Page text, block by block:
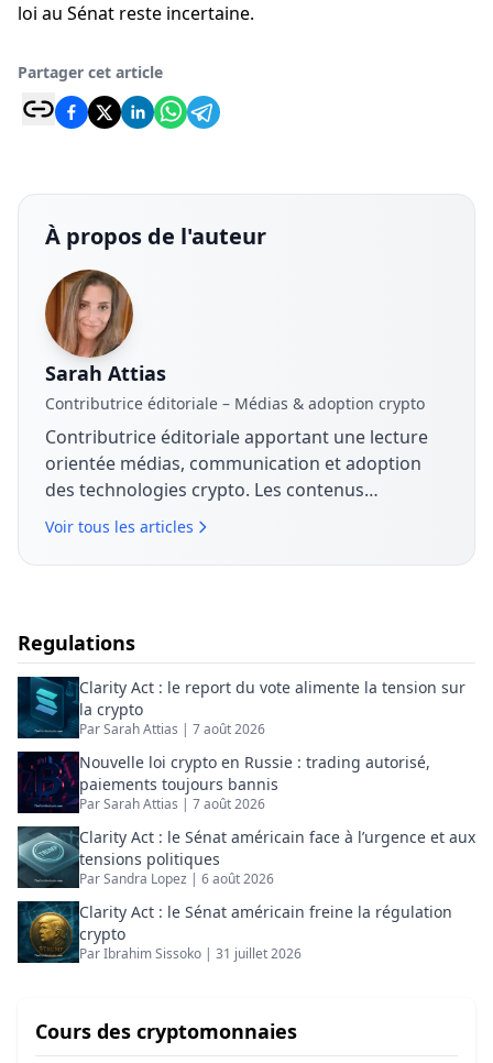
loi au Sénat reste incertaine.
Partager cet article
À propos de l'auteur
Sarah Attias
Contributrice éditoriale – Médias & adoption crypto
Contributrice éditoriale apportant une lecture
orientée médias, communication et adoption
des technologies crypto. Les contenus
analysent les stratégies de marque, les
entreprises structurent leur discours autour du
Voir tous les articles
Regulations
Clarity Act : le report du vote alimente la tension sur
la crypto
ParSarah Attias | 7 août 2026
Nouvelle loi crypto en Russie : trading autorisé,
paiements toujours bannis
ParSarah Attias | 7 août 2026
Clarity Act : le Sénat américain face à l’urgence et aux
tensions politiques
ParSandra Lopez | 6 août 2026
Clarity Act : le Sénat américain freine la régulation
crypto
ParIbrahim Sissoko | 31 juillet 2026
Cours des cryptomonnaies